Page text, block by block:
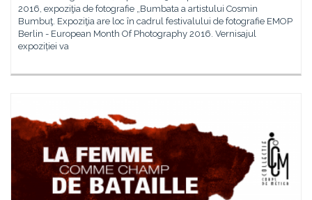
2016, expoziţia de fotografie „Bumbata a artistului Cosmin
Bumbuţ. Expoziţia are loc în cadrul festivalului de fotografie EMOP
Berlin - European Month Of Photography 2016. Vernisajul
expoziției va